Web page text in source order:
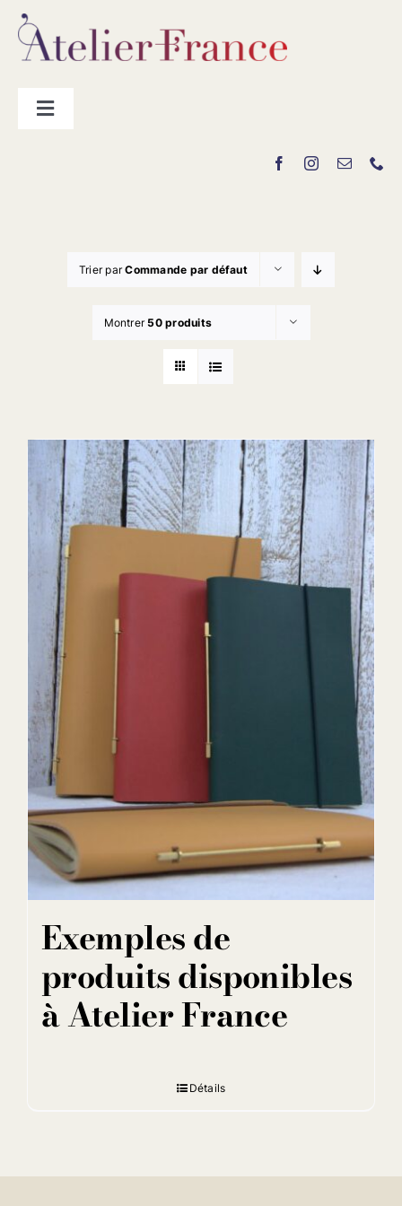
Passer
contenu
Toggle
Trier parCommande par défaut
Montrer50 produits
Exemples de
produits disponibles
à Atelier France
Détails